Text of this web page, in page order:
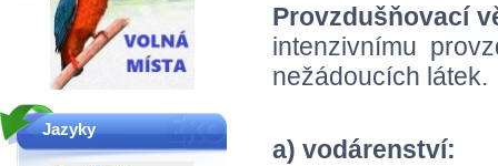
Provzdušňovací
intenzivnímu
nežádoucích látek.
a) vodárenství:
Jazyky